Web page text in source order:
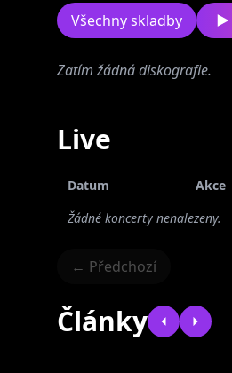
Všechny skladby
Zatím žádná diskografie.
Live
Datum
Akce
Žádné koncerty nenalezeny.
← Předchozí
Články